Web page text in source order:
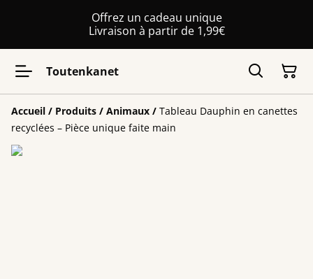
Offrez un cadeau unique
Livraison à partir de 1,99€
Toutenkanet
Accueil / Produits / Animaux / Tableau Dauphin en canettes
recyclées – Pièce unique faite main